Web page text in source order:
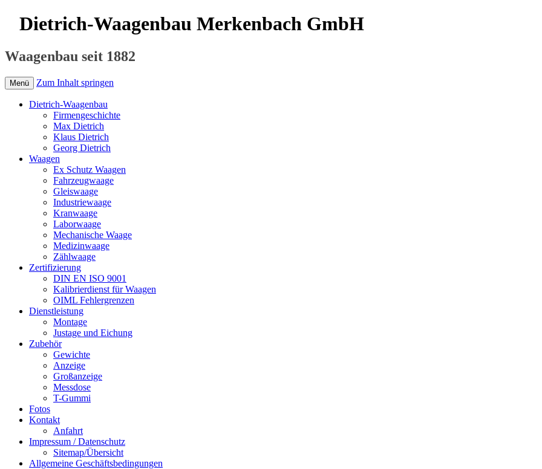
Dietrich-Waagenbau Merkenbach GmbH
Waagenbau seit 1882
Menü Zum Inhalt springen
Dietrich-Waagenbau
Firmengeschichte
Max Dietrich
Klaus Dietrich
Georg Dietrich
Waagen
Ex Schutz Waagen
Fahrzeugwaage
Gleiswaage
Industriewaage
Kranwaage
Laborwaage
Mechanische Waage
Medizinwaage
Zählwaage
Zertifizierung
DIN EN ISO 9001
Kalibrierdienst für Waagen
OIML Fehlergrenzen
Dienstleistung
Montage
Justage und Eichung
Zubehör
Gewichte
Anzeige
Großanzeige
Messdose
T-Gummi
Fotos
Kontakt
Anfahrt
Impressum / Datenschutz
Sitemap/Übersicht
Allgemeine Geschäftsbedingungen